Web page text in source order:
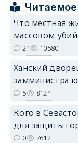
Читаемое
Что местная
массовом
21 10580
Ханский
замминистра
5 8124
Кого в
для защиты
0 7612